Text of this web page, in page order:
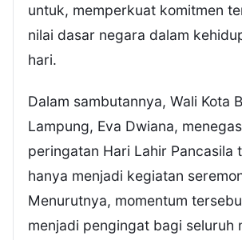
untuk, memperkuat komitmen
nilai dasar negara dalam
hari.
Dalam sambutannya, Wali Kota
Lampung, Eva Dwiana,
peringatan Hari Lahir Pancasila
hanya menjadi kegiatan
Menurutnya, momentum
menjadi pengingat bagi seluruh